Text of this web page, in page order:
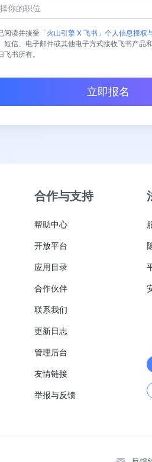
你的职位
阅读并接受 「火山引擎 X 飞书」个人信息授权
短信、电子邮件或其他电子方式接收飞书产品
飞书所有。
立即报名
合作与支持
帮助中心
开放平台
应用目录
合作伙伴
联系我们
更新日志
管理后台
友情链接
举报与反馈